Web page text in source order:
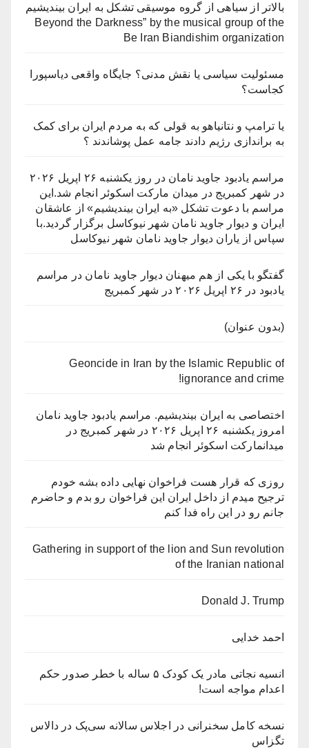
بالاتر از سیاهی از گروه موسیقی تشکل به ایران بیندیشیم
Beyond the Darkness” by the musical group of the
Be Iran Biandishim organization
مسئولیت سیاسی یا نقش مدنی؟ جایگاه واقعی دیاسپورا
کجاست؟
یا ترامپ و نتانیاهو به قولی که به مردم ایران برای کمک
به براندازی رژیم دادند جامه عمل پوشاندند ؟
مراسم یادبود جاوید نامان در روز یکشنبه ۲۶ اپریل ۲۰۲۶
در شهر کمبریج در میدان مارکت اسکوئر انجام شد.این
مراسم با دعوت تشکل «به ایران بیندیشیم» از عاشقان
ایران و دیوار جاوید نامان شهر نیوکاسل برگزار گردید.با
سپاس از یاران دیوار جاوید نامان شهر نیوکاسل
گفتگو با یکی از هم میهنان دیوار جاوید نامان در مراسم
یادبود در ۲۶ اپریل ۲۰۲۶ در شهر کمبریج
(بدون عنوان)
Geoncide in Iran by the Islamic Republic of
ignorance and crime!
اختصاصی به ایران بیندیشیم. مراسم یادبود جاوید نامان
امروز یکشنبه ۲۶ اپریل ۲۰۲۶ در شهر کمبریج در
میدانمارکت اسکوئر انجام شد
روزی که قرار هست فراخوان نهایی داده بشه خودم
ترجیح میدم از داخل ایران این فراخوان رو بدم و حاضرم
جانم رو در این راه فدا کنم
Gathering in support of the lion and Sun revolution
of the Iranian national
Donald J. Trump
احمد خدایی
انسیه نجاتی مادر یک کودک ۵ ساله با خطر صدور حکم
اعدام مواجه است!
نسخه کامل سخنرانی در اجلاس سالانه سی‌پک در دالاس
تگزاس